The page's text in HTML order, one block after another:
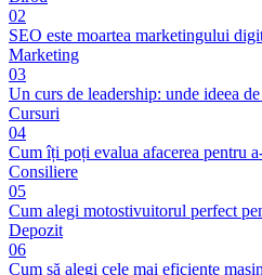
02
SEO este moartea marketingului
Marketing
03
Un curs de leadership: unde ideea
Cursuri
04
Cum îți poți evalua afacerea pentru
Consiliere
05
Cum alegi motostivuitorul perfect
Depozit
06
Cum să alegi cele mai eficiente